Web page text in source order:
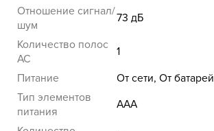
Отношение сигнал/
шум
73 дБ
Количество полос
AC
1
Питание
От сети, От батарей
Тип элементов
питания
AAA